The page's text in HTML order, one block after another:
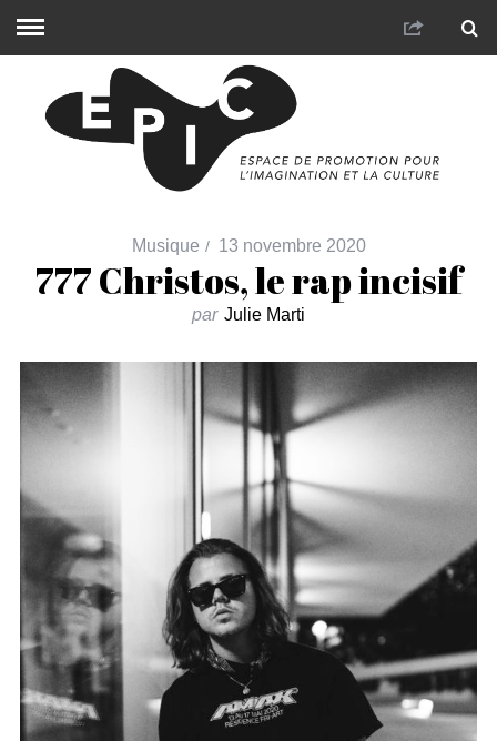
Musique 13 novembre 2020
777 Christos, le rap incisif
par Julie Marti